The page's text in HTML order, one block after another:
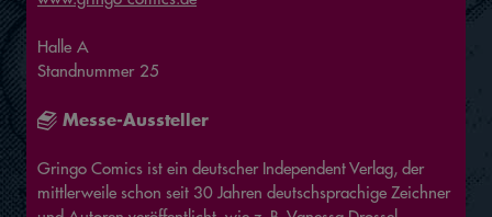
Halle A
Standnummer 25
Messe-Aussteller
Gringo Comics ist ein deutscher Independent Verlag, der
mittlerweile schon seit 30 Jahren deutschsprachige Zeichner